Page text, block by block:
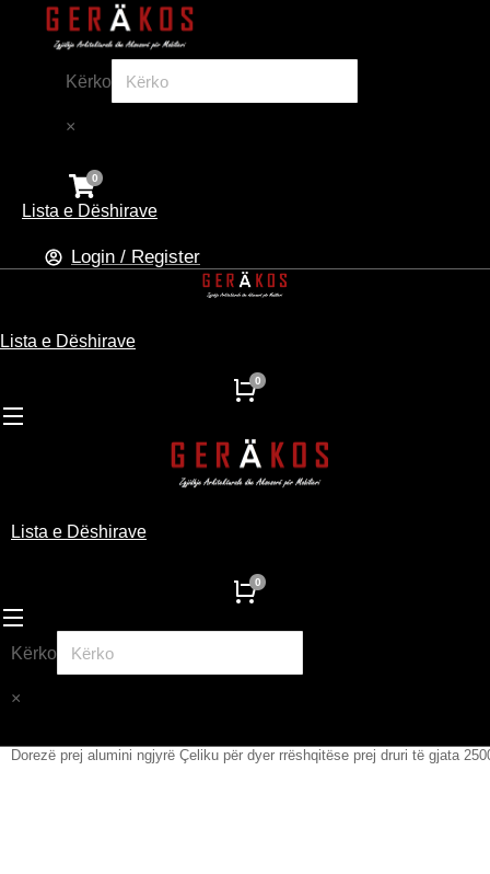
Kërko
×
Lista e Dëshirave
Login / Register
Lista e Dëshirave
Lista e Dëshirave
Kërko
×
You are here:
Dorezë prej alumini ngjyrë Çeliku për dyer rrëshqitëse prej druri të gjata